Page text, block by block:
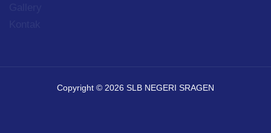
Copyright © 2026 SLB NEGERI SRAGEN